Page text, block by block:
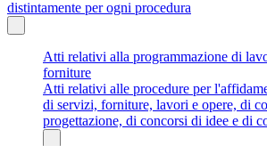
distintamente per ogni procedura
Atti relativi alla programmazione di
forniture
Atti relativi alle procedure per
di servizi, forniture, lavori e opere, di
progettazione, di concorsi di idee e di